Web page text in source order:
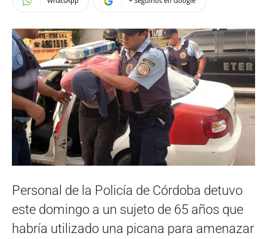
Personal de la Policía de Córdoba detuvo
este domingo a un sujeto de 65 años que
habría utilizado una picana para amenazar